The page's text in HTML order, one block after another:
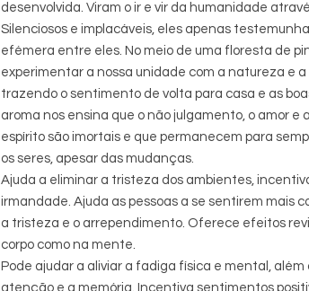
desenvolvida. Viram o ir e vir da humanidade
Silenciosos e implacáveis, eles apenas
efémera entre eles. No meio de uma floresta de
experimentar a nossa unidade com a natureza e
trazendo o sentimento de volta para casa e as
aroma nos ensina que o não julgamento, o amor e
espírito são imortais e que permanecem para
os seres, apesar das mudanças.
Ajuda a eliminar a tristeza dos ambientes,
irmandade. Ajuda as pessoas a se sentirem mais
a tristeza e o arrependimento. Oferece efeitos
corpo como na mente.
Pode ajudar a aliviar a fadiga física e mental, além
atenção e a memória. Incentiva sentimentos